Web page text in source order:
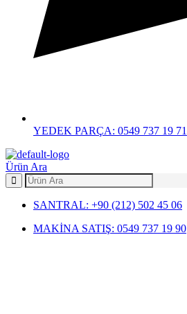
YEDEK PARÇA: 0549 737 19 71
Menu
Ürün Ara
SANTRAL: +90 (212) 502 45 06
MAKİNA SATIŞ: 0549 737 19 90